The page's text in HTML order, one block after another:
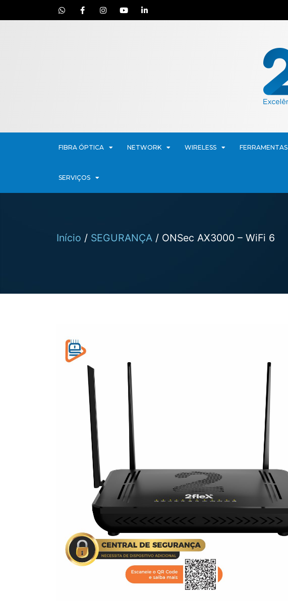
FIBRA ÓPTICA NETWORK WIRELESS FERRAMENTAS
SERVIÇOS
Início / SEGURANÇA / ONSec AX3000 – WiFi 6